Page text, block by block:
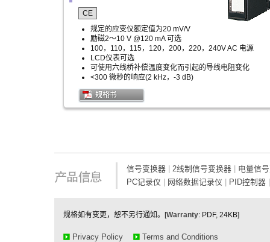
CE
规定的应变仪额定值为20 mV/V
励磁2～10 V @120 mA 可选
100，110，115，120，200，220，240V AC 电源
LCD仪表可选
可使用六线桥补偿温度变化而引起的导线电阻变化
<300 微秒的响应(2 kHz，-3 dB)
信号变换器 2线制信号变换器
电量信
PC记录仪
网络数据记录仪 PID控制器
规格如有变更，恕不另行通知。[Warranty: PDF, 24KB]
Privacy Policy Terms and Conditions